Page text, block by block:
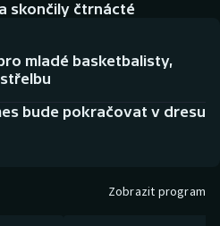
skončily čtrnácté
mladé basketbalisty,
bude pokračovat v dresu
Zobrazit program